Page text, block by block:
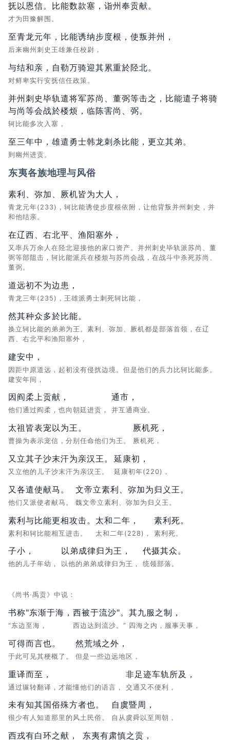
抚以恩信。比能数款塞，诣州奉贡献。
才为田豫解围。
至青龙元年，比能诱纳步度根，使叛并州，
后来幽州刺史王雄兼任校尉，
与结和亲，自勒万骑迎其累重於陉北。
对鲜卑实行安抚信任政策。
并州刺史毕轨遣将军苏尚、董弼等击之，比能遣子将骑
与尚等会战於楼烦，临陈害尚、弼。
轲比能多次入塞，
至三年中，雄遣勇士韩龙刺杀比能，更立其弟。
到幽州进贡。
东夷各族地理与风俗
素利、弥加、厥机皆为大人，
青龙元年(233)，轲比能诱使步度根依附，让他背叛并州刺史，并
和他结亲。
在辽西、右北平、渔阳塞外，
又率兵万余人在陉北迎接他的家口资产。并州刺史毕轨派苏尚、董
弼等部阻击，轲比能派兵在楼烦与苏尚会战，在战斗中杀死苏尚、
董弼。
道远初不为边患，
青龙三年(235)，王雄派勇士刺死轲比能，
然其种众多於比能。
换立轲比能的弟弟为王。素利、弥加、厥机都是部落首领，在辽
西、右北平和渔阳塞外，
建安中，
因距中原道远，起初没有侵扰边境。但是他们的兵力比轲比能多。
建安年间，
因阎柔上贡献，
他们通过阎柔，也向朝廷进贡，
通市，
并互通商业。
太祖皆表宠以为王。
曹操为表示宠信，分别任命他们为王。
厥机死，
厥机死，
又立其子沙末汗为亲汉王。
又立他的儿子沙末汗为亲汉王。
延康初，
延康初年(220)，
又各遣使献马。
他们又派使者献马。
文帝立素利、弥加为归义王。
魏文帝立素利、弥加为归义王。
素利与比能更相攻击。
素利和轲比能相互进击。
太和二年，
太和二年(228)，
素利死。
素利死。
子小，
他的儿子年幼，
以弟成律归为王，
以他的弟弟成律归为王，
代摄其众。
统领部落。
《尚书·禹贡》中说：
书称"东渐于海，
“东边至海，
西被于流沙"。
西边达到流沙。”
其九服之制，
四海之内，服事天事，
可得而言也。
于此可见其梗概了。
然荒域之外，
但是一些边远地区，
重译而至，
通过辗转翻译，才能懂他们的语言，
非足迹车轨所及，
交通又不便利，
未有知其国俗殊方者也。
很少有人知道那里的风土民俗。
自虞暨周，
自从虞舜以至周朝，
西戎有白环之献， 东夷有肃慎之贡，